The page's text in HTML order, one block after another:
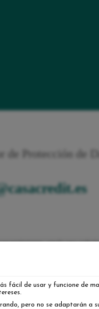
de Protección de
envíe una
unsub-casacredit
fácil de usar y funcione de
pero no se adaptarán a